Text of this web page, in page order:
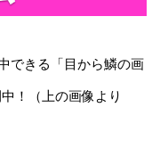
できる「目から鱗の画
！（上の画像より